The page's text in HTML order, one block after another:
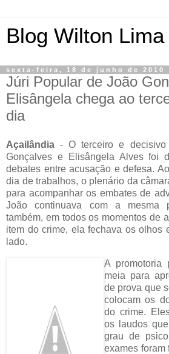
Blog Wilton Lima
sexta-feira, 18 de junho de 2010
Júri Popular de João
Elisângela chega ao
dia
Açailândia- O terceiro e
Gonçalves e Elisângela Alves foi
debates entre acusação e defesa.
dia de trabalhos, o plenário da
para acompanhar os embates de
João continuava com a mesma
também, em todos os momentos de
item do crime, ela fechava os olhos
lado.
A promotoria
meia para
de prova que
colocam os
do crime.
os laudos
grau de
exames foram